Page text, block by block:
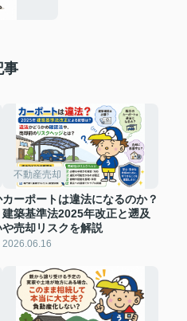
事
不動産売却
カーポートは違法になるのか？
建築基準法2025年改正と遡及
や売却リスクを解説
2026.06.16